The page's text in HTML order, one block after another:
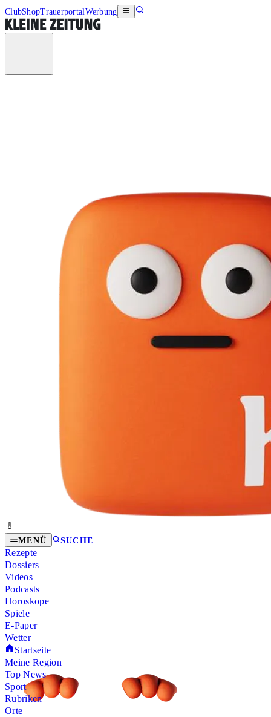
ClubShopTrauerportalWerbung
MENÜ SUCHE
Rezepte
Dossiers
Videos
Podcasts
Horoskope
Spiele
E-Paper
Wetter
Startseite
Meine Region
Top News
Sport
Rubriken
Orte